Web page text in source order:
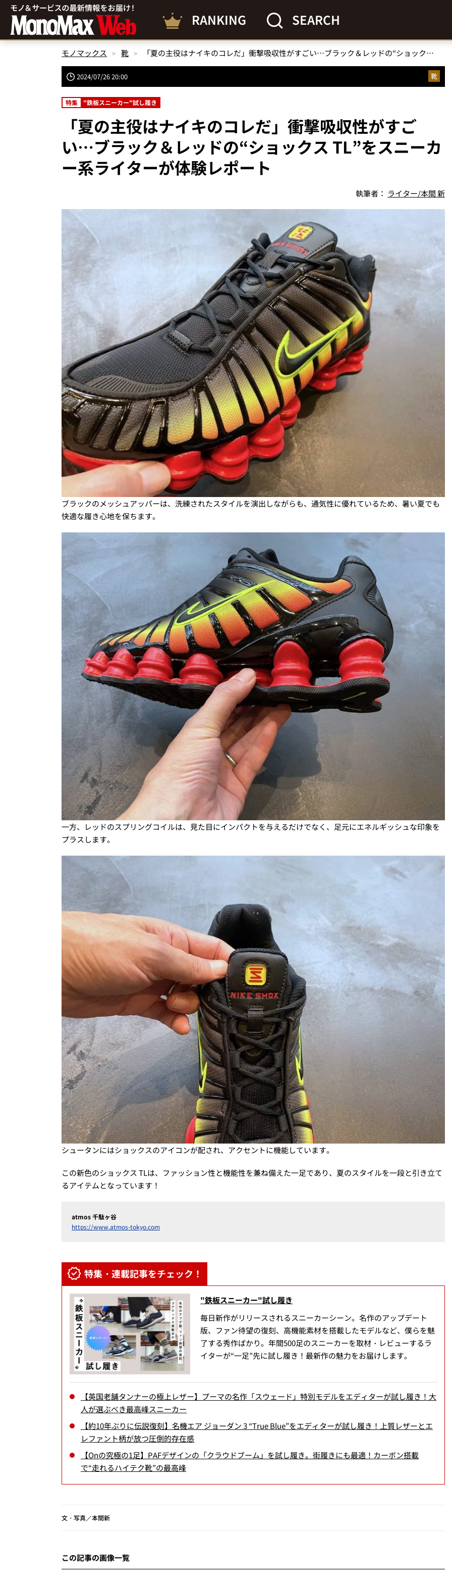
RANKING SEARCH
モノマックス 靴 「夏の主役はナイキのコレだ」衝撃吸収性がすごい…ブラック＆レッドの“ショックス TL”をスニーカー系ライターが体験レポート
2024/07/26 20:00 靴
特集 "鉄板スニーカー"試し履き
「夏の主役はナイキのコレだ」衝撃吸収性がすご
い…ブラック＆レッドの“ショックス TL”をスニーカ
ー系ライターが体験レポート
執筆者： ライター/本間 新
ブラックのメッシュアッパーは、洗練されたスタイルを演出しながらも、通気性に優れているため、暑い夏でも
快適な履き心地を保ちます。
一方、レッドのスプリングコイルは、見た目にインパクトを与えるだけでなく、足元にエネルギッシュな印象を
プラスします。
シュータンにはショックスのアイコンが配され、アクセントに機能しています。
この新色のショックス TLは、ファッション性と機能性を兼ね備えた一足であり、夏のスタイルを一段と引き立て
るアイテムとなっています！
atmos 千駄ヶ谷
https://www.atmos-tokyo.com
特集・連載記事をチェック！
"鉄板スニーカー"試し履き
毎日新作がリリースされるスニーカーシーン。名作のアップデート
版、ファン待望の復刻、高機能素材を搭載したモデルなど、僕らを魅
了する秀作ばかり。年間500足のスニーカーを取材・レビューするラ
イターが“一足”先に試し履き！最新作の魅力をお届けします。
【英国老舗タンナーの極上レザー】プーマの名作「スウェード」特別モデルをエディターが試し履き！大
人が選ぶべき最高峰スニーカー
【約10年ぶりに伝説復刻】名機エア ジョーダン 3 “True Blue”をエディターが試し履き！上質レザーとエ
レファント柄が放つ圧倒的存在感
【Onの究極の1足】PAFデザインの「クラウドブーム」を試し履き。街履きにも最適！カーボン搭載
で“走れるハイテク靴”の最高峰
文・写真／本間新
この記事の画像一覧